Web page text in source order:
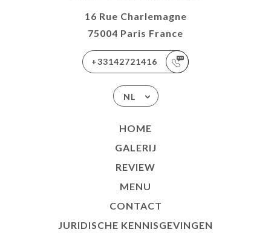
16 Rue Charlemagne
75004 Paris France
+33142721416
NL
HOME
GALERIJ
REVIEW
MENU
CONTACT
JURIDISCHE KENNISGEVINGEN